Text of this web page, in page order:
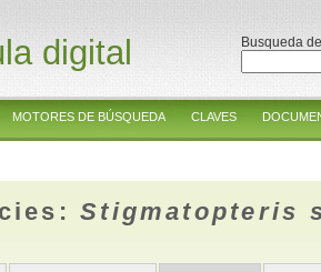
digital Busqueda
MOTORES DE BÚSQUEDA CLAVES
Stigmatopteris